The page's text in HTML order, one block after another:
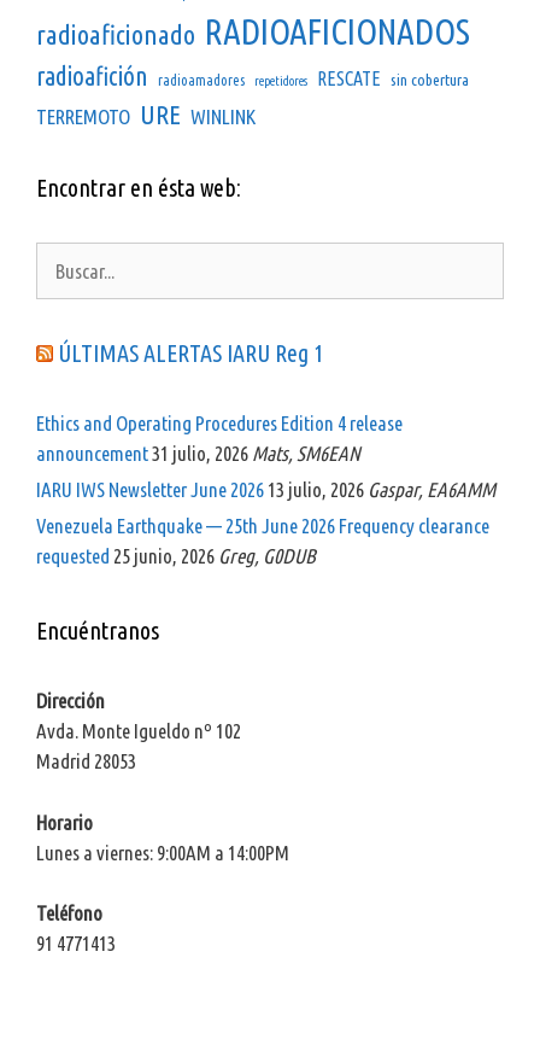
radioaficionado RADIOAFICIONADOS
radioafición radioamadores repetidores RESCATE sin cobertura
TERREMOTO URE WINLINK
Encontrar en ésta web:
ÚLTIMAS ALERTAS IARU Reg 1
Ethics and Operating Procedures Edition 4 release
announcement31 julio, 2026 Mats, SM6EAN
IARU IWS Newsletter June 2026 13 julio, 2026 Gaspar, EA6AMM
Venezuela Earthquake — 25th June 2026 Frequency clearance
requested 25 junio, 2026 Greg, G0DUB
Encuéntranos
Dirección
Avda. Monte Igueldo nº 102
Madrid 28053
Horario
Lunes a viernes: 9:00AM a 14:00PM
Teléfono
91 4771413